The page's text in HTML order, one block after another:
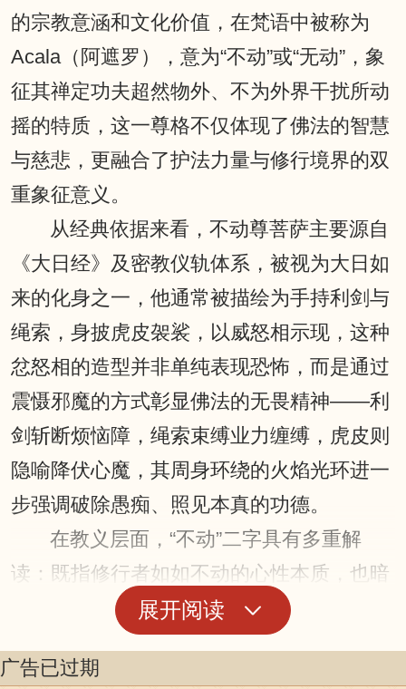
的宗教意涵和文化价值，在梵语中被称为
Acala（阿遮罗），意为“不动”或“无动”，象
征其禅定功夫超然物外、不为外界干扰所动
摇的特质，这一尊格不仅体现了佛法的智慧
与慈悲，更融合了护法力量与修行境界的双
重象征意义。
从经典依据来看，不动尊菩萨主要源自
《大日经》及密教仪轨体系，被视为大日如
来的化身之一，他通常被描绘为手持利剑与
绳索，身披虎皮袈裟，以威怒相示现，这种
忿怒相的造型并非单纯表现恐怖，而是通过
震慑邪魔的方式彰显佛法的无畏精神——利
剑斩断烦恼障，绳索束缚业力缠缚，虎皮则
隐喻降伏心魔，其周身环绕的火焰光环进一
步强调破除愚痴、照见本真的功德。
在教义层面，“不动”二字具有多重解
读：既指修行者如如不动的心性本质，也暗
合缘起性空之理，即虽处红尘而不染尘埃；
道，这种动静一如的境界，使不动尊成为连
展开阅读
广告已过期